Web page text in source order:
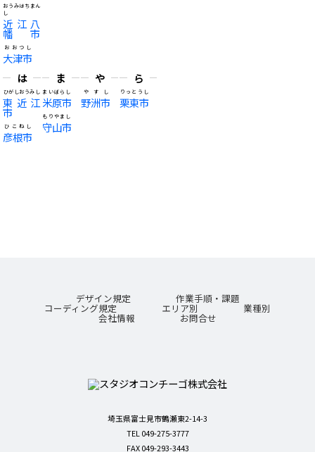
近江八
幡市
おうみはちまん
し
大津市
おおつし
は
東近江
市
ひがしおうみし
彦根市
ひこねし
ま
米原市
まいばらし
守山市
もりやまし
や
野洲市
やすし
ら
栗東市
りっとうし
デザイン規定 作業手順・課題
コーディング規定 エリア別 業種別
会社情報 お問合せ
埼玉県富士見市鶴瀬東2-14-3
TEL 049-275-3777
FAX 049-293-3443